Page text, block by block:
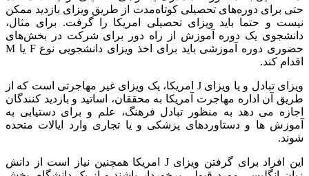
حتی برای دوره‌های تحصیلی کوتاه‌مدت از طریق ویزای بازدید ممکن
نیست و حتما باید ویزای تحصیلی امریکا را گرفت. برای مثال،
دانشجوی یک دوره آموزش از راه دور برای شرکت در بخش‌های
حضوری دوره آموزشی باید برای اخذ ویزای دانشجویی نوع F یا M
اقدام کند.
ویزای تبادل و یا ویزای J امریکا، یک ویزای غیر مهاجرتی است که از
طریق آن اداره مهاجرت آمریکا به محققان، اساتید و بازدید کنندگان
اجازه می دهد به منظور تبادل فرهنگ، علم و برای دستیابی به
آموزش ها و دستاوردهای پزشکی و یا تجاری وارد ایالات متحده
شوند.
این افراد برای گرفتن ویزای J امریکا همچنین نیاز است از دانش